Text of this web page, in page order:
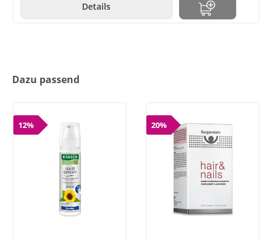
Details
Dazu passend
12% 20%